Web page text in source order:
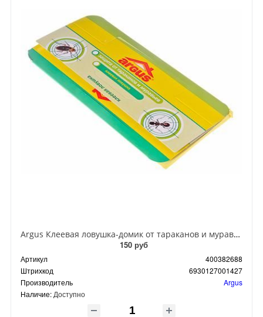
Argus Клеевая ловушка-домик от тараканов и муравьев
150 руб
Артикул
400382688
Штрихкод
6930127001427
Производитель
Argus
Наличие: Доступно